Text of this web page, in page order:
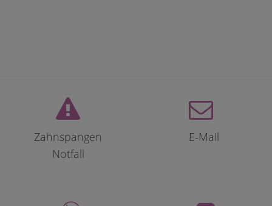
Zahnspangen
Notfall
E-Mail